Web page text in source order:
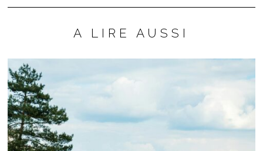
A LIRE AUSSI